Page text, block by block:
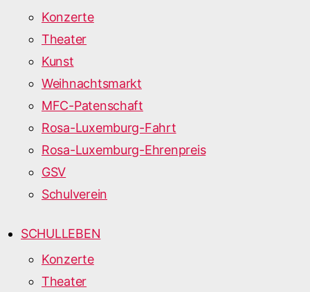
Konzerte
Theater
Kunst
Weihnachtsmarkt
MFC-Patenschaft
Rosa-Luxemburg-Fahrt
Rosa-Luxemburg-Ehrenpreis
GSV
Schulverein
SCHULLEBEN
Konzerte
Theater